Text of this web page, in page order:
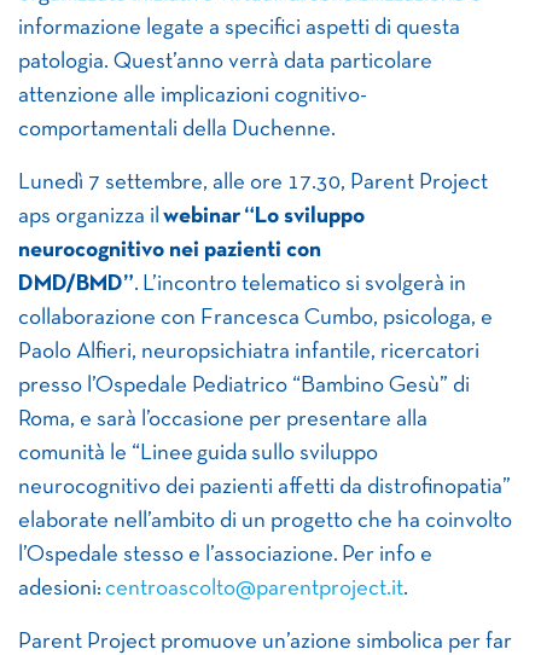
informazione legate a specifici aspetti di questa
patologia. Quest’anno verrà data particolare
attenzione alle implicazioni cognitivo-
comportamentali della Duchenne.
Lunedì 7 settembre, alle ore 17.30, Parent Project
aps organizza il webinar “Lo sviluppo
neurocognitivo nei pazienti con
DMD/BMD”. L’incontro telematico si svolgerà in
collaborazione con Francesca Cumbo, psicologa, e
Paolo Alfieri, neuropsichiatra infantile, ricercatori
presso l’Ospedale Pediatrico “Bambino Gesù” di
Roma, e sarà l’occasione per presentare alla
comunità le “Linee guida sullo sviluppo
neurocognitivo dei pazienti affetti da distrofinopatia”
elaborate nell’ambito di un progetto che ha coinvolto
l’Ospedale stesso e l’associazione. Per info e
adesioni: centroascolto@parentproject.it.
Parent Project promuove un’azione simbolica per far